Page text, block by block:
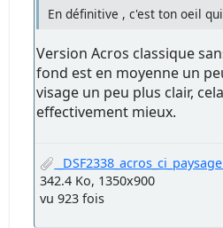
En définitive , c'est ton oeil
Version Acros classique
fond est en moyenne un
visage un peu plus clair,
effectivement mieux.